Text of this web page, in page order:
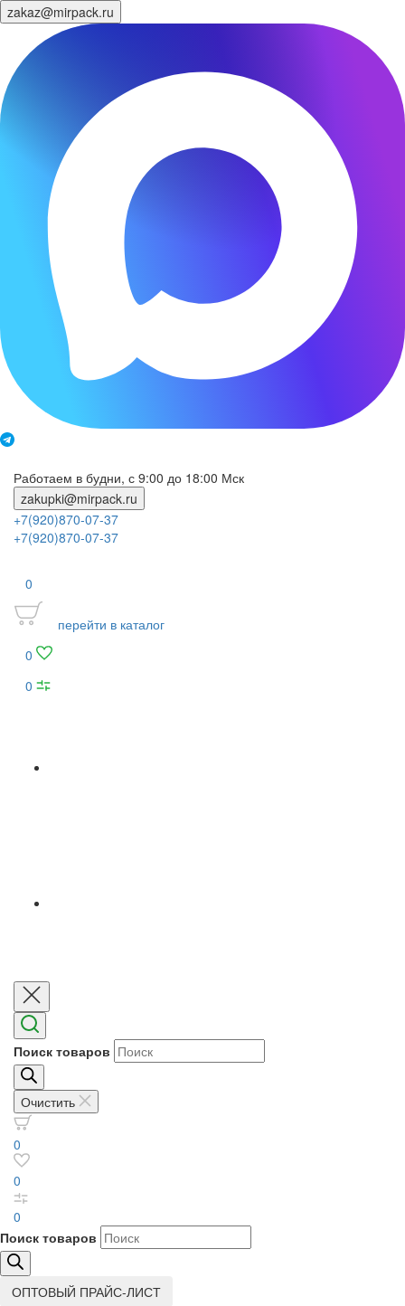
zakaz@mirpack.ru
Работаем в будни, с 9:00 до 18:00 Мск
zakupki@mirpack.ru
+7(920)870-07-37
+7(920)870-07-37
0
перейти в каталог
0
0
Поиск товаров
Очистить
0
0
0
Поиск товаров
ОПТОВЫЙ ПРАЙС-ЛИСТ